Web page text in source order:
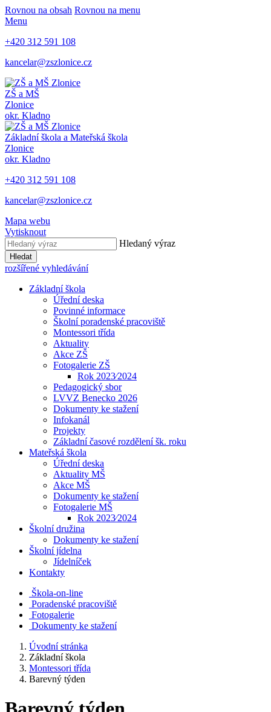
Rovnou na obsah Rovnou na menu
Menu
+420 312 591 108
kancelar@zszlonice.cz
ZŠ a MŠ
Zlonice
okr. Kladno
Základní škola a Mateřská škola
Zlonice
okr. Kladno
+420 312 591 108
kancelar@zszlonice.cz
Mapa webu
Vytisknout
Hledaný výraz
Hledat
rozšířené vyhledávání
Základní škola
Úřední deska
Povinné informace
Školní poradenské pracoviště
Montessori třída
Aktuality
Akce ZŠ
Fotogalerie ZŠ
Rok 2023⁄2024
Pedagogický sbor
LVVZ Benecko 2026
Dokumenty ke stažení
Infokanál
Projekty
Základní časové rozdělení šk. roku
Mateřská škola
Úřední deska
Aktuality MŠ
Akce MŠ
Dokumenty ke stažení
Fotogalerie MŠ
Rok 2023⁄2024
Školní družina
Dokumenty ke stažení
Školní jídelna
Jídelníček
Kontakty
Škola-on-line
Poradenské pracoviště
Fotogalerie
Dokumenty ke stažení
Úvodní stránka
Základní škola
Montessori třída
Barevný týden